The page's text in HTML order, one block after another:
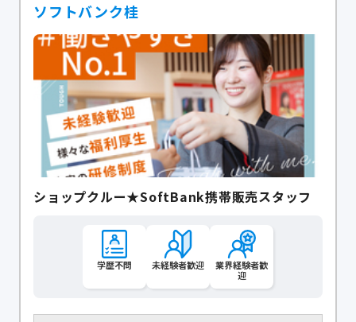
ソフトバンク桂
ショップクルー★SoftBank携帯販売スタッフ
学歴不問 未経験者歓迎
業界経験者歓
迎